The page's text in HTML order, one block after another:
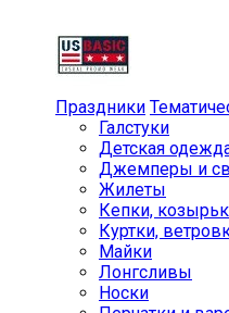
Праздники
Галстуки
Детская
Джемперы и
Жилеты
Кепки,
Куртки,
Майки
Лонгсливы
Носки